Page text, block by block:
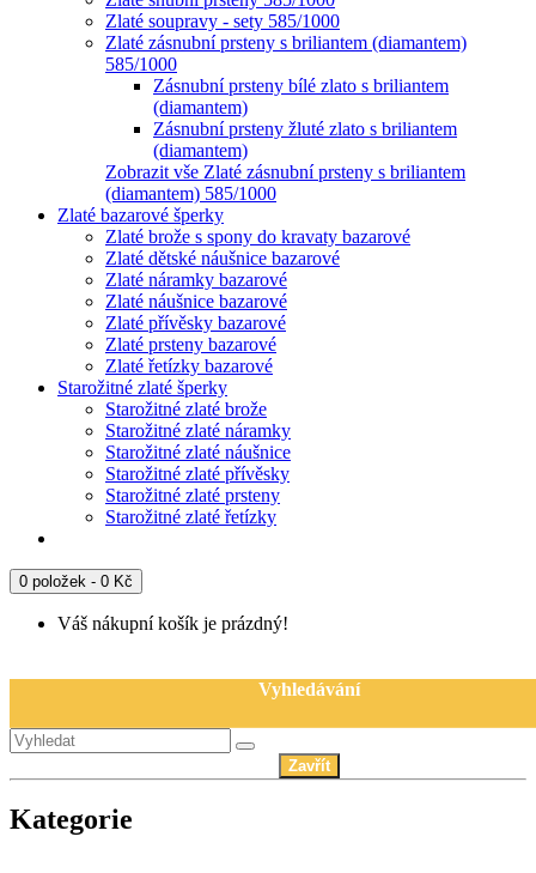
Zlaté soupravy - sety 585/1000
Zlaté zásnubní prsteny s briliantem (diamantem)
585/1000
Zásnubní prsteny bílé zlato s briliantem
(diamantem)
Zásnubní prsteny žluté zlato s briliantem
(diamantem)
Zobrazit vše Zlaté zásnubní prsteny s briliantem
(diamantem) 585/1000
Zlaté bazarové šperky
Zlaté brože s spony do kravaty bazarové
Zlaté dětské náušnice bazarové
Zlaté náramky bazarové
Zlaté náušnice bazarové
Zlaté přívěsky bazarové
Zlaté prsteny bazarové
Zlaté řetízky bazarové
Starožitné zlaté šperky
Starožitné zlaté brože
Starožitné zlaté náramky
Starožitné zlaté náušnice
Starožitné zlaté přívěsky
Starožitné zlaté prsteny
Starožitné zlaté řetízky
0 položek - 0 Kč
Váš nákupní košík je prázdný!
Vyhledávání
Zavřít
Kategorie